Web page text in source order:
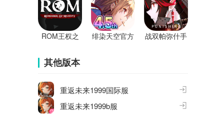
ROM王权之
绯染天空官方
战双帕弥什手
其他版本
重返未来1999国际服
重返未来1999b服